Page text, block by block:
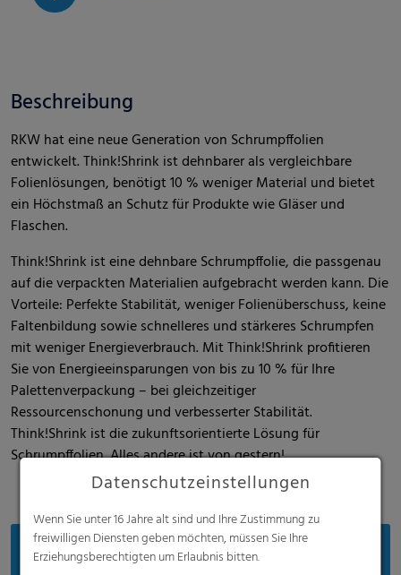
Beschreibung
RKW hat eine neue Generation von Schrumpffolien
entwickelt. Think!Shrink ist dehnbarer als vergleichbare
Folienlösungen, benötigt 10 % weniger Material und bietet
ein Höchstmaß an Schutz für Produkte wie Gläser und
Flaschen.
Think!Shrink ist eine dehnbare Schrumpffolie, die passgenau
auf die verpackten Materialien aufgebracht werden kann. Die
Vorteile: Perfekte Stabilität, weniger Folienüberschuss, keine
Faltenbildung sowie schnelleres und stärkeres Schrumpfen
mit weniger Energieverbrauch. Mit Think!Shrink profitieren
Sie von Energieeinsparungen von bis zu 10 % für Ihre
Palettenverpackung – bei gleichzeitiger
Ressourcenschonung und verbesserter Stabilität.
Think!Shrink ist die zukunftsorientierte Lösung für
Schrumpffolien. Alles andere ist von gestern!
Vorteile
Datenschutzeinstellungen
Wenn Sie unter 16 Jahre alt sind und Ihre Zustimmung zu
freiwilligen Diensten geben möchten, müssen Sie Ihre
Erziehungsberechtigten um Erlaubnis bitten.